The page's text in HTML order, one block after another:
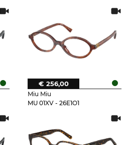
Miu Miu
MU 01XV - 26E1O1
€ 256,00